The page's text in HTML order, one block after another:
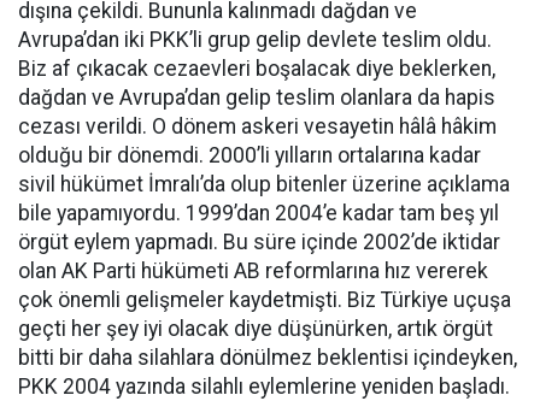
dışına çekildi. Bununla kalınmadı dağdan ve
Avrupa’dan iki PKK’li grup gelip devlete teslim oldu.
Biz af çıkacak cezaevleri boşalacak diye beklerken,
dağdan ve Avrupa’dan gelip teslim olanlara da hapis
cezası verildi. O dönem askeri vesayetin hâlâ hâkim
olduğu bir dönemdi. 2000’li yılların ortalarına kadar
sivil hükümet İmralı’da olup bitenler üzerine açıklama
bile yapamıyordu. 1999’dan 2004’e kadar tam beş yıl
örgüt eylem yapmadı. Bu süre içinde 2002’de iktidar
olan AK Parti hükümeti AB reformlarına hız vererek
çok önemli gelişmeler kaydetmişti. Biz Türkiye uçuşa
geçti her şey iyi olacak diye düşünürken, artık örgüt
bitti bir daha silahlara dönülmez beklentisi içindeyken,
PKK 2004 yazında silahlı eylemlerine yeniden başladı.